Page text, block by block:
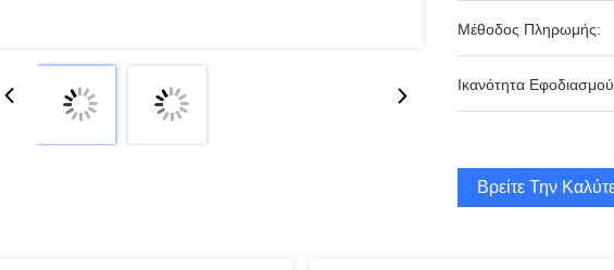
Μέθοδος Πληρωμής:
Ικανότητα
Βρείτε Την